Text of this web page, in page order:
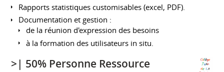
Rapports statistiques customisables (excel, PDF).
Documentation et gestion :
de la réunion d'expression des besoins
à la formation des utilisateurs in situ.
>| 50% Personne Ressource